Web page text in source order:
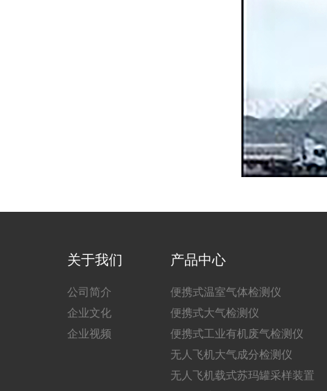
关于我们
公司简介
企业文化
企业视频
产品中心
便携式温室气体检测仪
便携式大气检测仪
便携式工业有机废气检测仪
无人飞机大气成分检测仪
无人飞机载式苏玛罐采样装置